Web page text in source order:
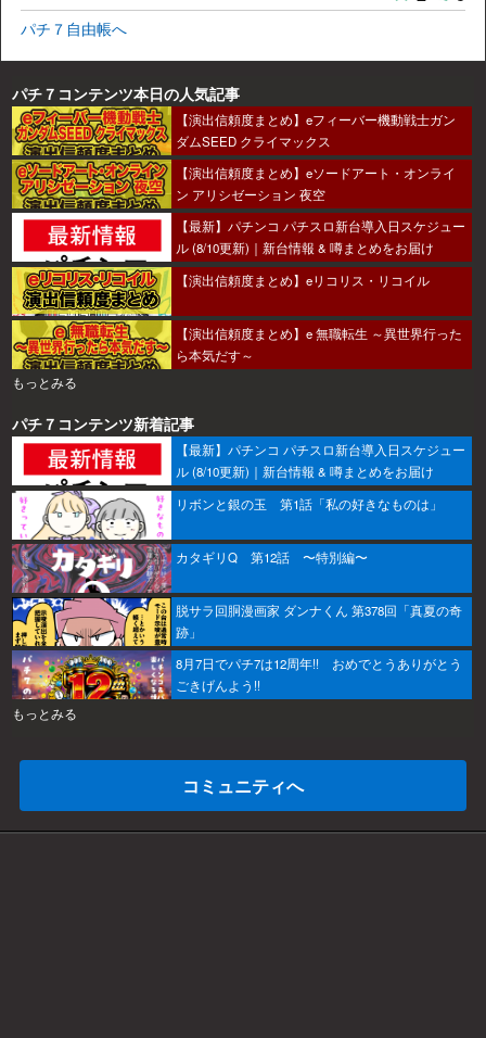
パチ７自由帳へ
パチ７コンテンツ本日の人気記事
【演出信頼度まとめ】eフィーバー機動戦士ガン
ダムSEED クライマックス
【演出信頼度まとめ】eソードアート・オンライ
ン アリシゼーション 夜空
【最新】パチンコ パチスロ新台導入日スケジュー
ル (8/10更新)｜新台情報 & 噂まとめをお届け
【演出信頼度まとめ】eリコリス・リコイル
【演出信頼度まとめ】e 無職転生 ～異世界行った
ら本気だす～
もっとみる
パチ７コンテンツ新着記事
【最新】パチンコ パチスロ新台導入日スケジュー
ル (8/10更新)｜新台情報 & 噂まとめをお届け
リボンと銀の玉 第1話「私の好きなものは」
カタギリQ 第12話 〜特別編〜
脱サラ回胴漫画家 ダンナくん 第378回「真夏の奇
跡」
8月7日でパチ7は12周年!! おめでとうありがとう
ごきげんよう!!
もっとみる
コミュニティへ